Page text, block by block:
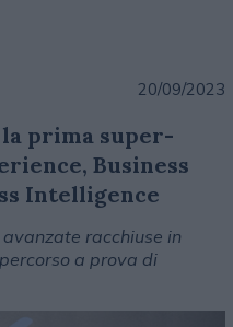
20/09/2023
la prima super-
Business
Intelligence
racchiuse in
a prova di